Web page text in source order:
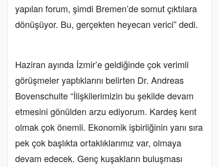
yapılan forum, şimdi Bremen’de somut çıktılara
dönüşüyor. Bu, gerçekten heyecan verici” dedi.
Haziran ayında İzmir’e geldiğinde çok verimli
görüşmeler yaptıklarını belirten Dr. Andreas
Bovenschulte “İlişkilerimizin bu şekilde devam
etmesini gönülden arzu ediyorum. Kardeş kent
olmak çok önemli. Ekonomik işbirliğinin yanı sıra
pek çok başlıkta ortaklıklarımız var, olmaya
devam edecek. Genç kuşakların buluşması